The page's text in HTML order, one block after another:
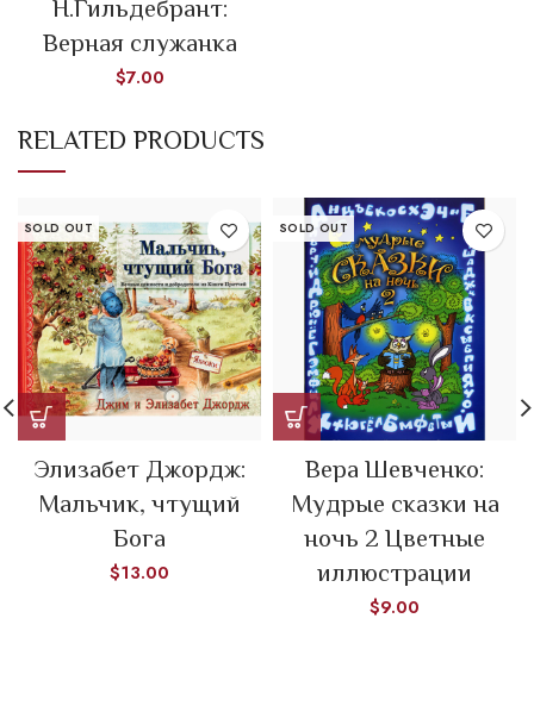
Н.Гильдебрант:
Верная служанка
$7.00
RELATED PRODUCTS
SOLD OUT
Элизабет Джордж:
Мальчик, чтущий
Бога
$13.00
SOLD OUT
Вера Шевченко:
Мудрые сказки на
ночь 2 Цветные
иллюстрации
$9.00